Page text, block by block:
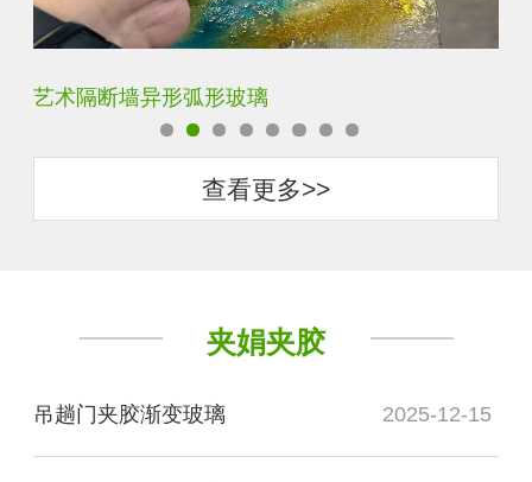
压花钢化热熔玻璃
查看更多>>
夹娟夹胶
吊趟门夹胶渐变玻璃 2025-12-15